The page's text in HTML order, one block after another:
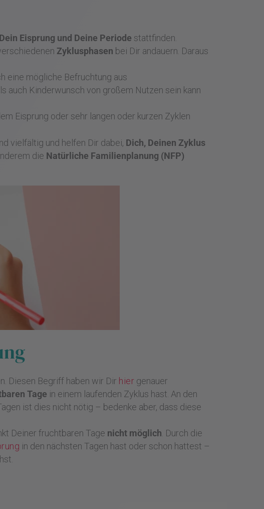
Dein Eisprung und Deine Periode stattfinden.
Zyklusphasen bei Dir andauern. Daraus
eine mögliche Befruchtung aus
auch Kinderwunsch von großem Nutzen sein kann
Eisprung oder sehr langen oder kurzen Zyklen
vielfältig und helfen Dir dabei, Dich, Deinen Zyklus
die Natürliche Familienplanung (NFP)
Diesen Begriff haben wir Dir hier genauer
Tage in einem laufenden Zyklus hast. An den
ist dies nicht nötig – bedenke aber, dass diese
Deiner fruchtbaren Tage nicht möglich. Durch die
in den nächsten Tagen hast oder schon hattest –